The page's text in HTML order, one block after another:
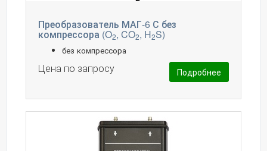
Преобразователь МАГ-6 С без
компрессора (O2, CO2, H2S)
без компрессора
Цена по запросу Подробнее